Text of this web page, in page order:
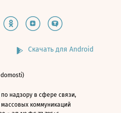
Скачать для Android
надзору в сфере связи,
коммуникаций